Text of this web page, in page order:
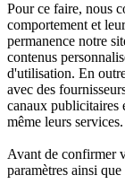
Pour ce faire, nous
comportement et
permanence notre
contenus
d'utilisation. En
avec des
canaux publicitaires
même leurs services.
Avant de confirmer
paramètres ainsi